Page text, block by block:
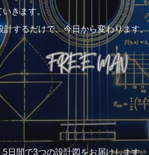
いきます。
計するだけで、今日から変わります。
5日間で3つの設計図をお届けします。